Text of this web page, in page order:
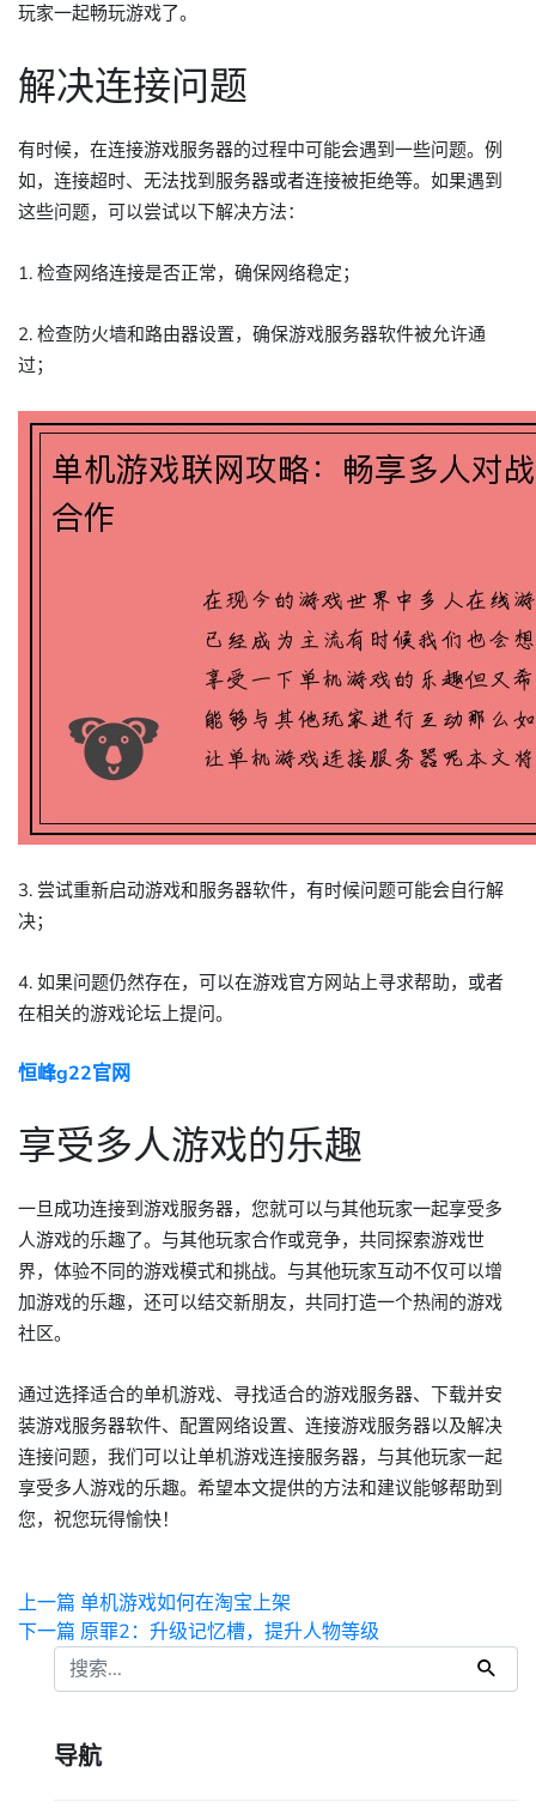
玩家一起畅玩游戏了。
解决连接问题
有时候，在连接游戏服务器的过程中可能会遇到一些问题。例
如，连接超时、无法找到服务器或者连接被拒绝等。如果遇到
这些问题，可以尝试以下解决方法：
1. 检查网络连接是否正常，确保网络稳定；
2. 检查防火墙和路由器设置，确保游戏服务器软件被允许通
过；
3. 尝试重新启动游戏和服务器软件，有时候问题可能会自行解
决；
4. 如果问题仍然存在，可以在游戏官方网站上寻求帮助，或者
在相关的游戏论坛上提问。
恒峰g22官网
享受多人游戏的乐趣
一旦成功连接到游戏服务器，您就可以与其他玩家一起享受多
人游戏的乐趣了。与其他玩家合作或竞争，共同探索游戏世
界，体验不同的游戏模式和挑战。与其他玩家互动不仅可以增
加游戏的乐趣，还可以结交新朋友，共同打造一个热闹的游戏
社区。
通过选择适合的单机游戏、寻找适合的游戏服务器、下载并安
装游戏服务器软件、配置网络设置、连接游戏服务器以及解决
连接问题，我们可以让单机游戏连接服务器，与其他玩家一起
享受多人游戏的乐趣。希望本文提供的方法和建议能够帮助到
您，祝您玩得愉快！
上一篇 单机游戏如何在淘宝上架
下一篇 原罪2：升级记忆槽，提升人物等级
导航